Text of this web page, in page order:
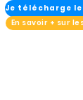
En savoir + sur